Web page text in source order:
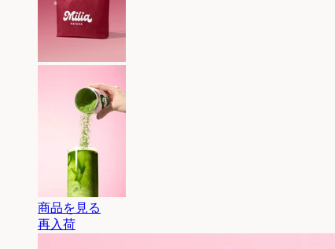
商品を見る
再入荷